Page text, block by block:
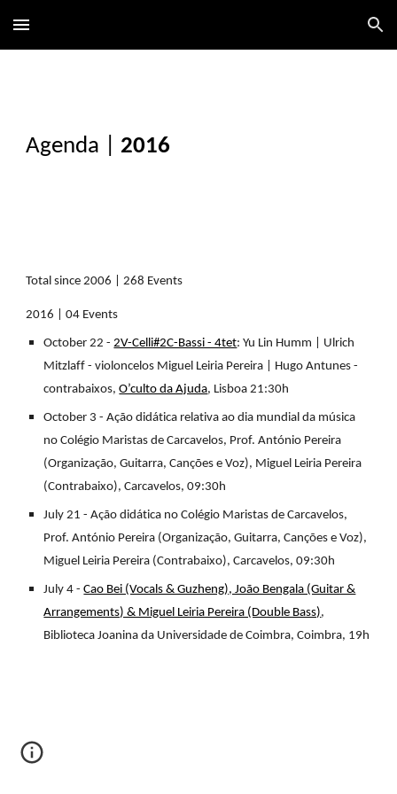
Skip to main content Skip to navigation
Agenda 2016
Total since 2006 | 268 Events
2016 | 04 Events
October 22 -2V-Celli#2C-Bassi - 4tet: Yu Lin Humm | Ulrich
Mitzlaff - violoncelos Miguel Leiria Pereira | Hugo Antunes -
contrabaixos,O’culto da Ajuda, Lisboa 21:30h
October 3 - Ação didática relativa ao dia mundial da música
no Colégio Maristas de Carcavelos, Prof. António Pereira
(Organização, Guitarra, Canções e Voz), Miguel Leiria Pereira
(Contrabaixo), Carcavelos, 09:30h
July 21 - Ação didática no Colégio Maristas de Carcavelos,
Prof. António Pereira (Organização, Guitarra, Canções e Voz),
Miguel Leiria Pereira (Contrabaixo), Carcavelos, 09:30h
July 4 -Cao Bei (Vocals & Guzheng), João Bengala (Guitar &
Arrangements) & Miguel Leiria Pereira (Double Bass),
Biblioteca Joanina da Universidade de Coimbra, Coimbra, 19h